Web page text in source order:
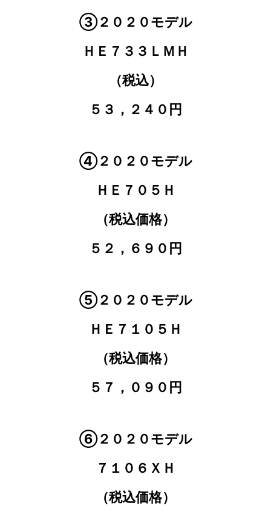
③２０２０モデル
ＨＥ７３３ＬＭＨ
（税込）
５３，２４０円
④２０２０モデル
ＨＥ７０５Ｈ
（税込価格）
５２，６９０円
⑤２０２０モデル
ＨＥ７１０５Ｈ
（税込価格）
５７，０９０円
⑥２０２０モデル
７１０６ＸＨ
（税込価格）